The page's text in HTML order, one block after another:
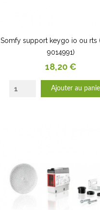
Somfy support keygo io ou rts
9014991)
Prix
18,20 €
Ajouter au